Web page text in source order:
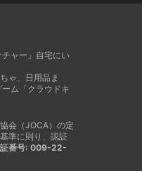
ャー」自宅にい
ゃ、日用品ま
ム「クラウドキ
会（JOCA）の定
準に則り、認証
番号: 009-22-